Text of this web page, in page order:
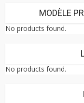
MODÈLE
No products found.
No products found.